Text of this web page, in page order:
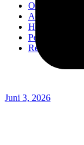
OPINI
Advertorial
Headline
Pedoman
Redaksi
Juni 3, 2026